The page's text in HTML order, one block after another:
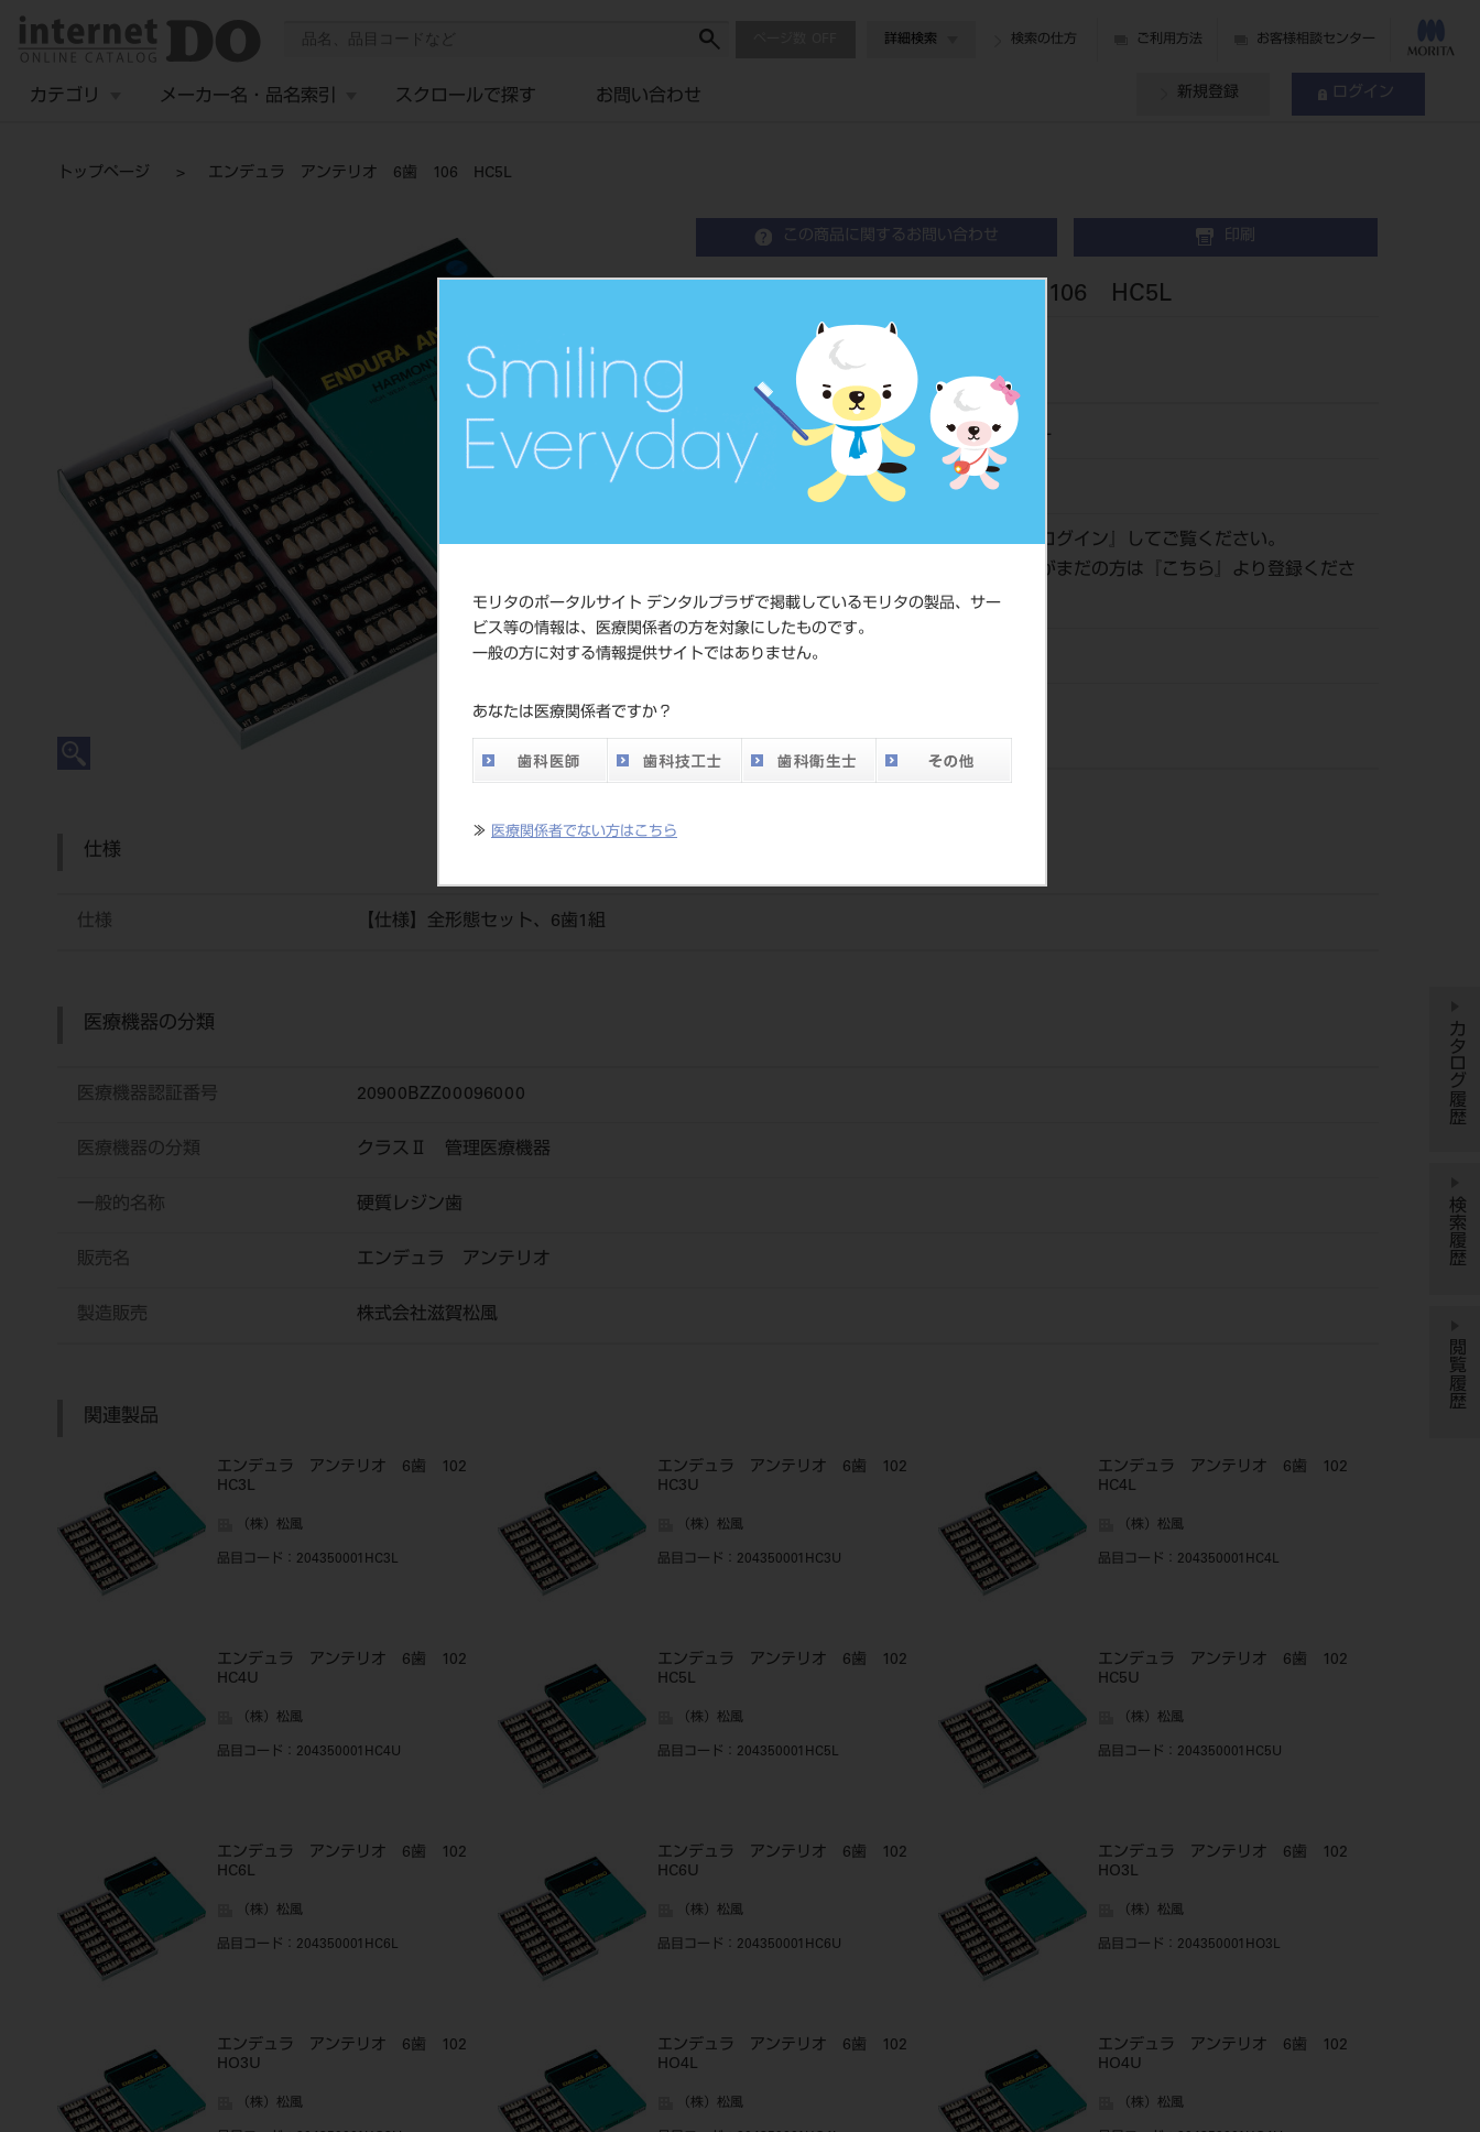
モリタのポータルサイト デンタルプラザで掲載しているモリタの製品、サー
ビス等の情報は、医療関係者の方を対象にしたものです。
一般の方に対する情報提供サイトではありません。
あなたは医療関係者ですか？
≫ 医療関係者でない方はこちら
詳細検索 検索の仕方 ご利用方法 お客様相談センター
カテゴリ メーカー名・品名索引 スクロールで探す お問い合わせ 新規登録 ログイン
トップページ エンデュラ アンテリオ 6歯 106 HC5L
この商品に関するお問い合わせ 印刷
エンデュラ アンテリオ 6歯 106 HC5L
Resin Anterior Teeth
硬質レジン歯
品目コード 204350003HC5L
JAN/EANコード 4548162013682
価格の確認は『ログイン 』してご覧ください。
ネット会員登録がまだの方は『
こちら
』より登録くださ
い。
メーカー
ジ
仕様
仕様 【仕様】全形態セット、6歯1組
医療機器の分類
医療機器認証番号 20900BZZ00096000
医療機器の分類 クラスⅡ 管理医療機器
一般的名称 硬質レジン歯
販売名 エンデュラ アンテリオ
製造販売 株式会社滋賀松風
関連製品
エンデュラ アンテリオ 6歯 102
HC3L
（株）松風
品目コード ：204350001HC3L
エンデュラ アンテリオ 6歯 102
HC3U
（株）松風
品目コード ：204350001HC3U
エンデュラ アンテリオ 6歯 102
HC4L
（株）松風
品目コード ：204350001HC4L
エンデュラ アンテリオ 6歯 102
HC4U
（株）松風
品目コード ：204350001HC4U
エンデュラ アンテリオ 6歯 102
HC5L
（株）松風
品目コード ：204350001HC5L
エンデュラ アンテリオ 6歯 102
HC5U
（株）松風
品目コード ：204350001HC5U
エンデュラ アンテリオ 6歯 102
HC6L
（株）松風
品目コード ：204350001HC6L
エンデュラ アンテリオ 6歯 102
HC6U
（株）松風
品目コード ：204350001HC6U
エンデュラ アンテリオ 6歯 102
HO3L
（株）松風
品目コード ：204350001HO3L
エンデュラ アンテリオ 6歯 102
HO3U
（株）松風
エンデュラ アンテリオ 6歯 102
HO4L
（株）松風
エンデュラ アンテリオ 6歯 102
HO4U
（株）松風
カタログ履歴
検索履歴
閲覧履歴